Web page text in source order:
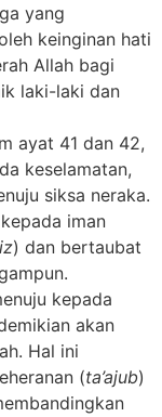
yang
keinginan hati
Allah bagi
laki-laki dan
ayat 41 dan 42,
keselamatan,
siksa neraka.
iman
) dan bertaubat
kepada
akan
Hal ini
(ta’ajub)